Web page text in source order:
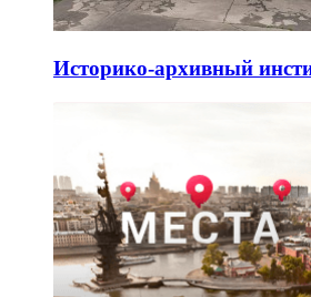
Историко-архивный